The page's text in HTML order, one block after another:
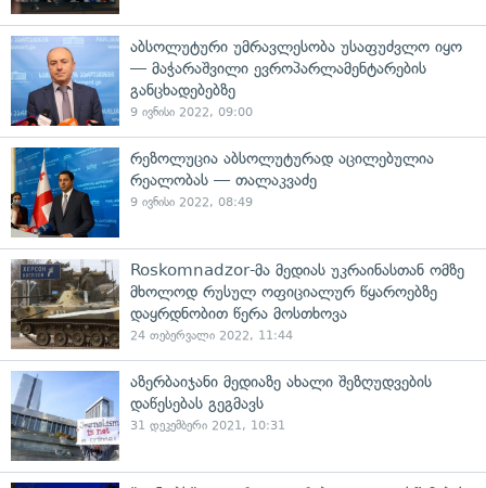
აბსოლუტური უმრავლესობა უსაფუძვლო იყო
— მაჭარაშვილი ევროპარლამენტარების
განცხადებებზე
9 ივნისი 2022, 09:00
რეზოლუცია აბსოლუტურად აცილებულია
რეალობას — თალაკვაძე
9 ივნისი 2022, 08:49
Roskomnadzor-მა მედიას უკრაინასთან ომზე
მხოლოდ რუსულ ოფიციალურ წყაროებზე
დაყრდნობით წერა მოსთხოვა
24 თებერვალი 2022, 11:44
აზერბაიჯანი მედიაზე ახალი შეზღუდვების
დაწესებას გეგმავს
31 დეკემბერი 2021, 10:31